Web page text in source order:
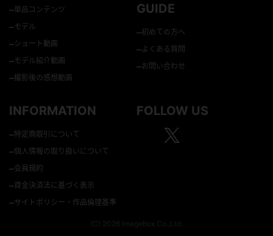
–単品コンテンツ
–モデル
–ショート動画
–モデル紹介動画
–撮影後の感想動画
GUIDE
–初めての方へ
–よくある質問
–お問い合わせ
INFORMATION
–特定商取引について
–個人情報の取り扱いについて
–会員規約
–資金決済法に基づく表示
–サイトポリシー・作品倫理基準
FOLLOW US
(C) 2026 Imagebox Co.,Ltd.